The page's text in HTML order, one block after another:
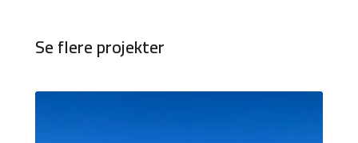
Se flere projekter